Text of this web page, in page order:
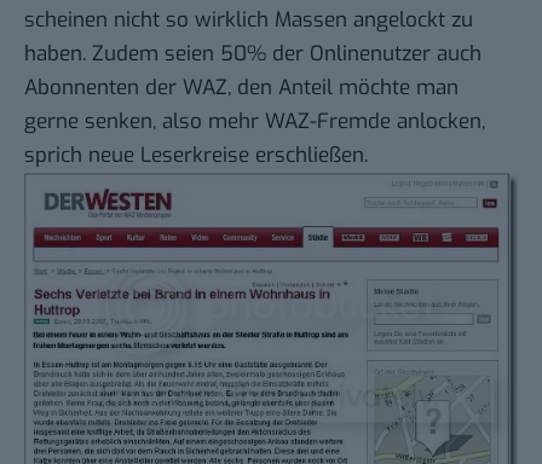
scheinen nicht so wirklich Massen angelockt zu
haben. Zudem seien 50% der Onlinenutzer auch
Abonnenten der WAZ, den Anteil möchte man
gerne senken, also mehr WAZ-Fremde anlocken,
sprich neue Leserkreise erschließen.